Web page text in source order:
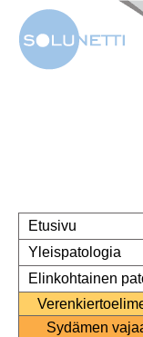
Etusivu
Yleispatologia
Elinkohtainen
Sydämen